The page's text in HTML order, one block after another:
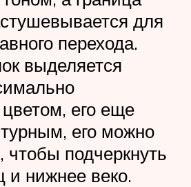
для
перехода.
выделяется
его еще
его можно
чтобы подчеркнуть
и нижнее веко.